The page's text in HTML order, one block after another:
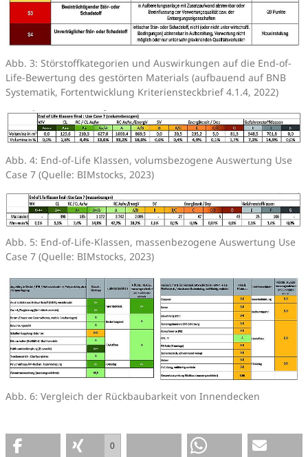
Abb. 3: Störstoffkategorien und Auswirkungen auf die End-of-
Life-Bewertung des gestörten Materials (aufbauend auf BNB
Systematik, Fortentwicklung Kriteriensteckbrief 4.1.4, 2022)
Abb. 4: End-of-Life Klassen, volumsbezogene Auswertung Use
Case 7 (Quelle: BIMstocks, 2023)
Abb. 5: End-of-Life-Klassen, massenbezogene Auswertung Use
Case 7 (Quelle: BIMstocks, 2023)
Abb. 6: Vergleich der Rückbaubarkeit von Innendecken
0